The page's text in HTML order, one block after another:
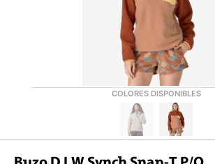
COLORES DISPONIBLES